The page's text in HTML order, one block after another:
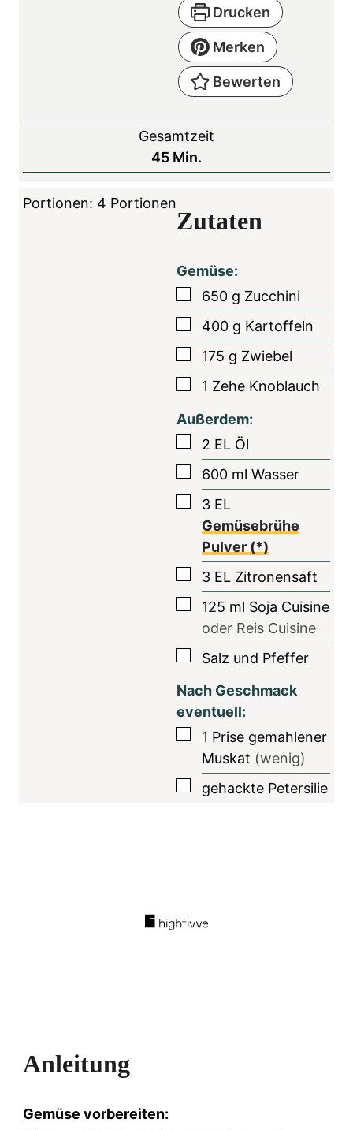
Drucken
Merken
Bewerten
Gesamtzeit
45M
i
n
n
Min.
Portionen: 4 Portionen
Zutaten
Gemüse:
▢
650 g Zucchini
▢
400 g Kartoffeln
▢
175 g Zwiebel
▢
1 Zehe Knoblauch
Außerdem:
▢
2 EL Öl
▢
600 ml Wasser
▢
3 EL
Gemüsebrühe
Pulver (*)
▢
3 EL Zitronensaft
▢
125 ml Soja Cuisine
oder Reis Cuisine
▢
Salz und Pfeffer
Nach Geschmack
eventuell:
▢
1 Prise gemahlener
Muskat (wenig)
▢
gehackte Petersilie
Anleitung
Gemüse vorbereiten: